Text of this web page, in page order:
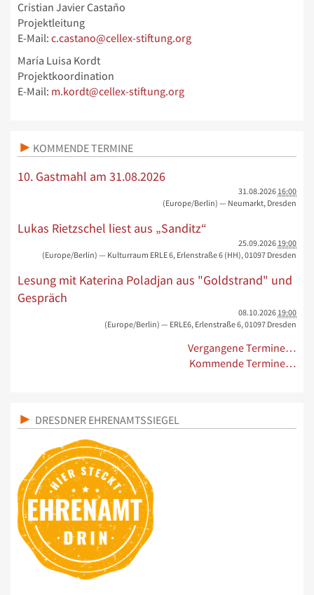
Cristian Javier Castaño
Projektleitung
E-Mail: c.castano@cellex-stiftung.org
María Luisa Kordt
Projektkoordination
E-Mail: m.kordt@cellex-stiftung.org
KOMMENDE TERMINE
10. Gastmahl am 31.08.2026
31.08.2026 16:00
(Europe/Berlin) — Neumarkt, Dresden
Lukas Rietzschel liest aus „Sanditz“
25.09.2026 19:00
(Europe/Berlin) — Kulturraum ERLE 6, Erlenstraße 6 (HH), 01097 Dresden
Lesung mit Katerina Poladjan aus "Goldstrand" und
Gespräch
08.10.2026 19:00
(Europe/Berlin) — ERLE6, Erlenstraße 6, 01097 Dresden
Vergangene Termine…
Kommende Termine…
DRESDNER EHRENAMTSSIEGEL